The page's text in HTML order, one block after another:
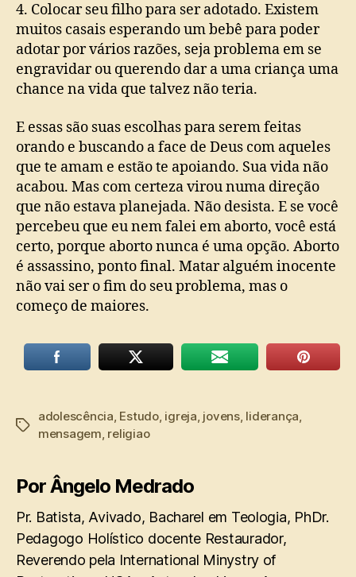
4. Colocar seu filho para ser adotado. Existem
muitos casais esperando um bebê para poder
adotar por vários razões, seja problema em se
engravidar ou querendo dar a uma criança uma
chance na vida que talvez não teria.
E essas são suas escolhas para serem feitas
orando e buscando a face de Deus com aqueles
que te amam e estão te apoiando. Sua vida não
acabou. Mas com certeza virou numa direção
que não estava planejada. Não desista. E se você
percebeu que eu nem falei em aborto, você está
certo, porque aborto nunca é uma opção. Aborto
é assassino, ponto final. Matar alguém inocente
não vai ser o fim do seu problema, mas o
começo de maiores.
Tags
adolescência, Estudo, igreja, jovens, liderança,
mensagem, religiao
Por Ângelo Medrado
Pr. Batista, Avivado, Bacharel em Teologia, PhDr.
Pedagogo Holístico docente Restaurador,
Reverendo pela International Minystry of